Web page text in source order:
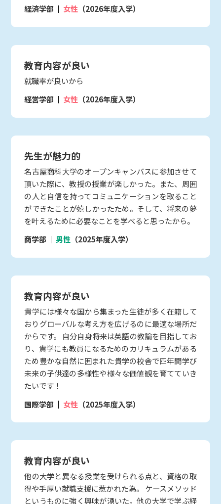
経済学部
女性 （2026年度入学）
教育内容が良い
就職率が良いから
経営学部
女性 （2026年度入学）
先生が魅力的
名古屋商科大学のオープンキャンパスに参加させて
頂いた際に、教授の授業が楽しかった。また、周囲
の人と自信を持ってコミュニケーションを取ること
ができたことが嬉しかったため。そして、将来の夢
を叶えるために必要なことを学べると思ったから。
商学部
男性 （2025年度入学）
教育内容が良い
貴学には様々な国から集まった生徒が多く在籍して
おりグローバルな考え方を広げるのに最適な場所だ
からです。 自分自身将来は英語の教諭を目指してお
り、貴学にも教員になるためのカリキュラムがある
ため豊かな自然に囲まれた貴学の校舎で四年間学び
未来の子供達の多様性や様々な価値観を育てていき
たいです！
国際学部
女性 （2025年度入学）
教育内容が良い
他の大学と異なる授業を受けられる点と、資格の取
得や手厚い就職支援に惹かれた為。 ケースメソッド
というものに強く興味が湧いた。他の大学で学ぶ経